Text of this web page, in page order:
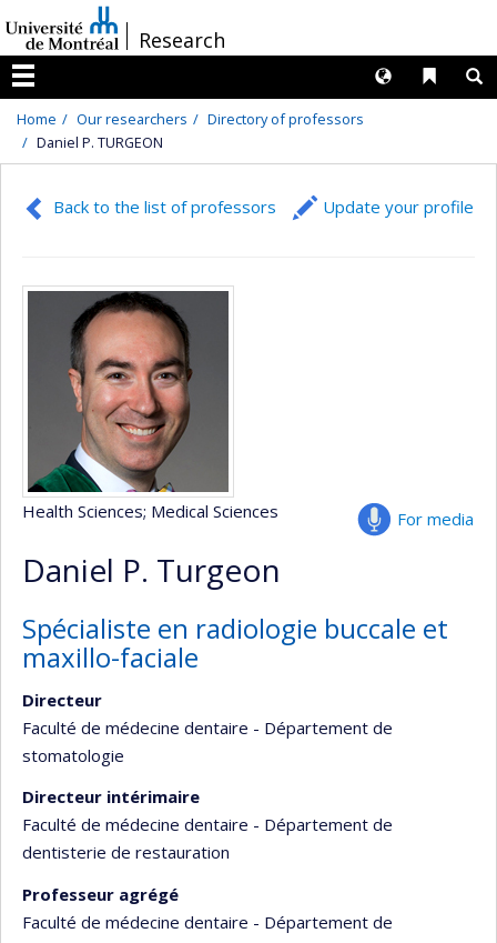
au
contenu
/Research
Menu
Liens
Langues
Home Our researchers
Directory of professors
Daniel P. TURGEON
Back to the list of professors Update your profile
For media
Health Sciences; Medical Sciences
Daniel P. Turgeon
Spécialiste en radiologie buccale et
maxillo-faciale
Directeur
Faculté de médecine dentaire - Département de
stomatologie
Directeur intérimaire
Faculté de médecine dentaire - Département de
dentisterie de restauration
Professeur agrégé
Faculté de médecine dentaire - Département de